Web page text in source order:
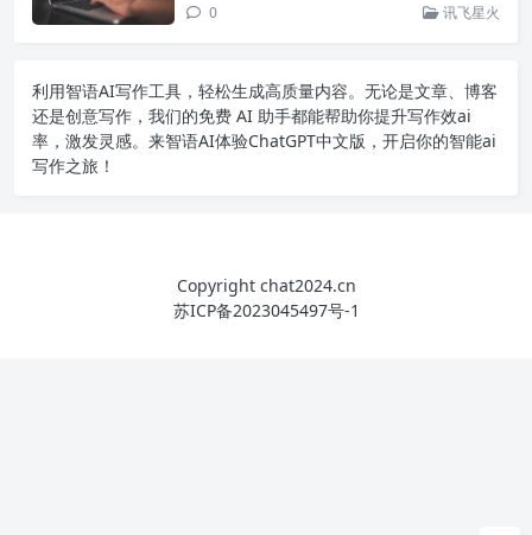
0 讯飞星火
利用智语AI写作工具，轻松生成高质量内容。无论是文章、博客
还是创意写作，我们的免费 AI 助手都能帮助你提升写作效ai
率，激发灵感。来智语AI体验ChatGPT中文版 ，开启你的智能ai
写作之旅！
Copyright chat2024.cn
苏ICP备2023045497号-1